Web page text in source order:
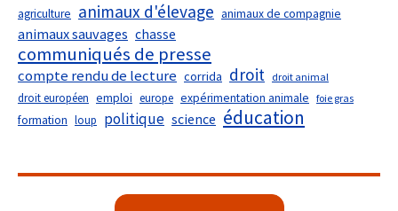
agriculture animaux d'élevage animaux de compagnie
animaux sauvages chasse
communiqués de presse
compte rendu de lecture corrida droit droit animal
droit européen emploi europe expérimentation animale foie gras
formation loup politique science éducation